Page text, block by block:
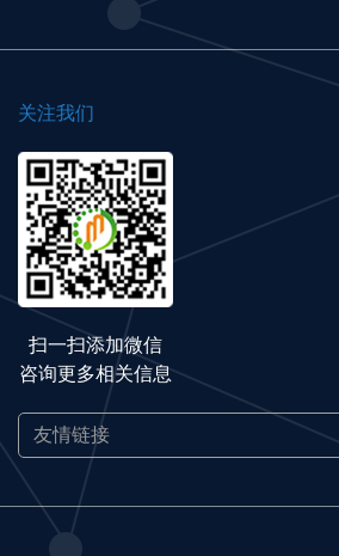
关注我们
扫一扫添加微信
咨询更多相关信息